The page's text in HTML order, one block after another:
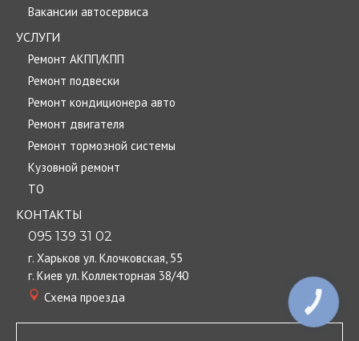
Вакансии автосервиса
УСЛУГИ
Ремонт АКПП/КПП
Ремонт подвески
Ремонт кондиционера авто
Ремонт двигателя
Ремонт тормозной системы
Кузовной ремонт
TО
КОНТАКТЫ
095 139 31 02
г. Харьков ул. Клочковская, 55
г. Киев ул. Коллекторная 38/40
Cхема проезда
КНОПКА
ЗВ'ЯЗКУ